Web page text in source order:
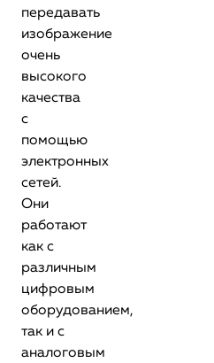
передавать
изображение
очень
высокого
качества
с
помощью
электронных
сетей.
Они
работают
как с
различным
цифровым
оборудованием,
так и с
аналоговым